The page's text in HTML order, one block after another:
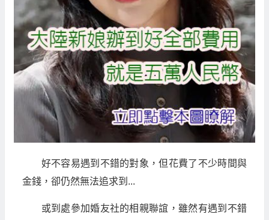
好不容易遇到不錯的對象，但花費了不少時間與
金錢，卻仍然無法追求到...
或到處參加婚友社的相親聯誼，雖然有遇到不錯